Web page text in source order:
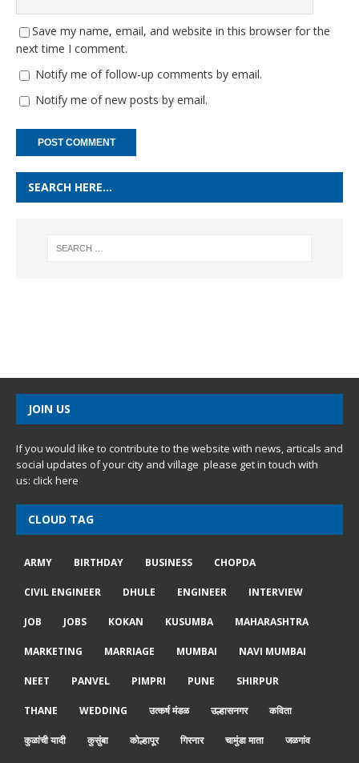
Save my name, email, and website in this browser for the
next time I comment.
Notify me of follow-up comments by email.
Notify me of new posts by email.
SEARCH HERE…
JOIN US
If you would like to contribute to the website with news, articals and
social updates of your city and village please get in touch with
us: click here
CLOUD TAG
ARMY BIRTHDAY BUSINESS CHOPDA
CIVIL ENGINEER DHULE ENGINEER INTERVIEW
JOB JOBS KOKAN KUSUMBA MAHARASHTRA
MARKETING MARRIAGE MUMBAI NAVI MUMBAI
NEET PANVEL PIMPRI PUNE SHIRPUR
THANE WEDDING उत्कर्ष मंडळ उल्हासनगर कविता
कुळांची यादी कुसुंबा कोल्हापूर गिरनार चामुंडा माता जळगांव